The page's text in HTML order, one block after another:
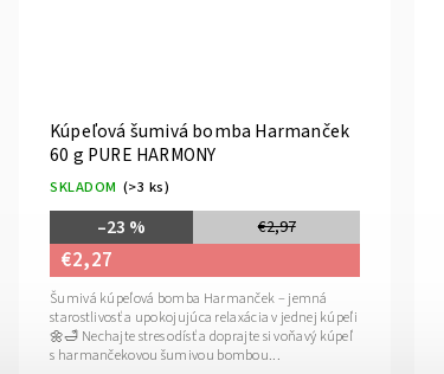
Kúpeľová šumivá bomba Harmanček
60 g PURE HARMONY
SKLADOM (>3 ks)
€2,97
–23 %
€2,27
Šumivá kúpeľová bomba Harmanček – jemná
starostlivosť a upokojujúca relaxácia v jednej kúpeľi
🌼🛁 Nechajte stres odísť a doprajte si voňavý kúpeľ
s harmančekovou šumivou bombou...